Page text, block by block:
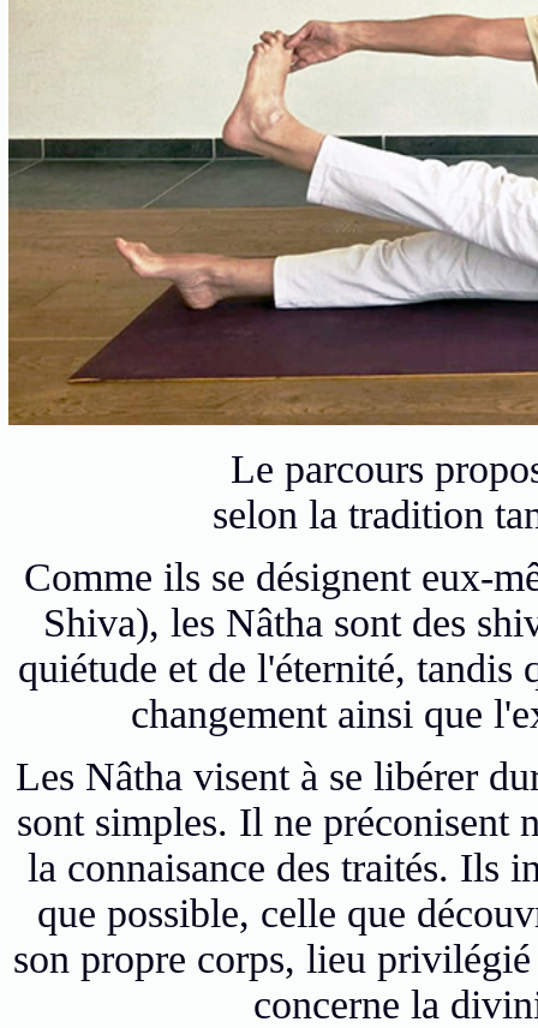
Le parcours
selon la tradition
Comme ils se désignent eux-
Shiva), les Nâtha sont des
quiétude et de l'éternité, tandis
changement ainsi que
Les Nâtha visent à se libérer
sont simples. Il ne préconisent
la connaisance des traités. Ils
que possible, celle que
son propre corps, lieu
concerne la